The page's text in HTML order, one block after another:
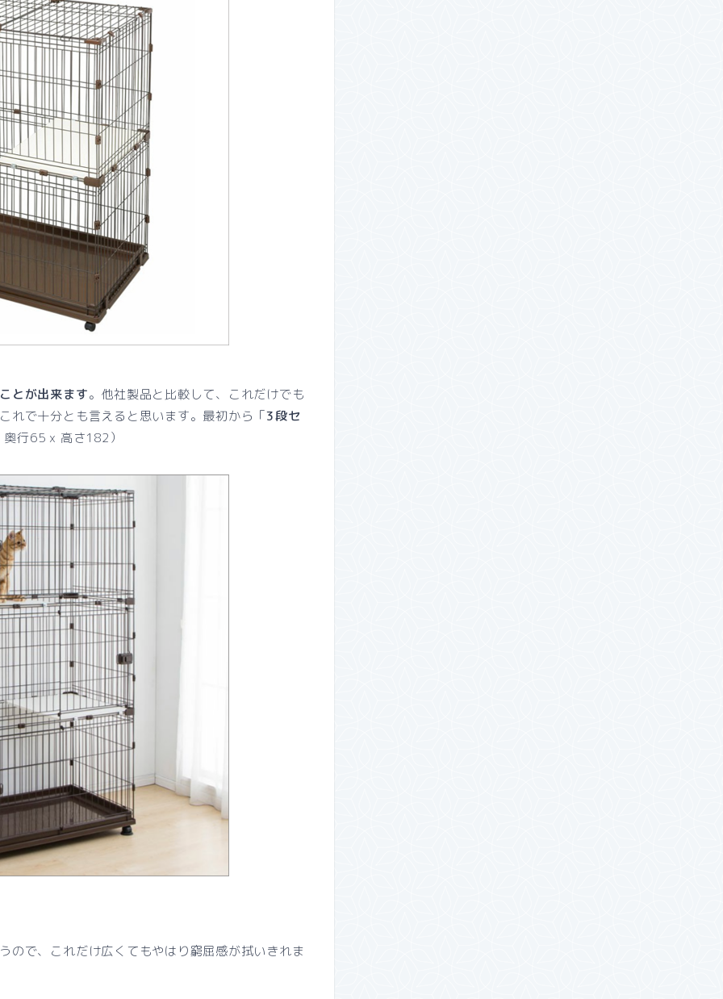
とが出来ます。他社製品と比較して、これだけでも
れで十分とも言えると思います。最初から「3段セ
行65 x 高さ182）
ので、これだけ広くてもやはり窮屈感が拭いきれま